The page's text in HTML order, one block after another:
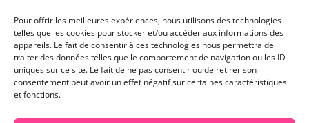
Pour offrir les meilleures expériences, nous utilisons des technologies
telles que les cookies pour stocker et/ou accéder aux informations des
appareils. Le fait de consentir à ces technologies nous permettra de
traiter des données telles que le comportement de navigation ou les ID
uniques sur ce site. Le fait de ne pas consentir ou de retirer son
consentement peut avoir un effet négatif sur certaines caractéristiques
et fonctions.
Ponceuse pour les ongles
NDPRO35 – Modèle n°2 –
Purple
369,00€H.T.